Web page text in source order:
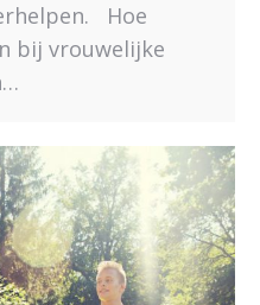
Hoe
bij vrouwelijke